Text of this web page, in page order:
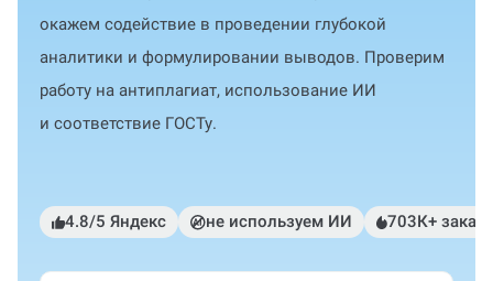
окажем содействие в проведении глубокой
аналитики и формулировании выводов. Проверим
работу на антиплагиат, использование ИИ
и соответствие ГОСТу.
4.8/5 Яндекс не используем ИИ 703К+